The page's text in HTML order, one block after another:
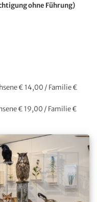
ohne Führung)
€ 14,00 / Familie €
€ 19,00 / Familie €